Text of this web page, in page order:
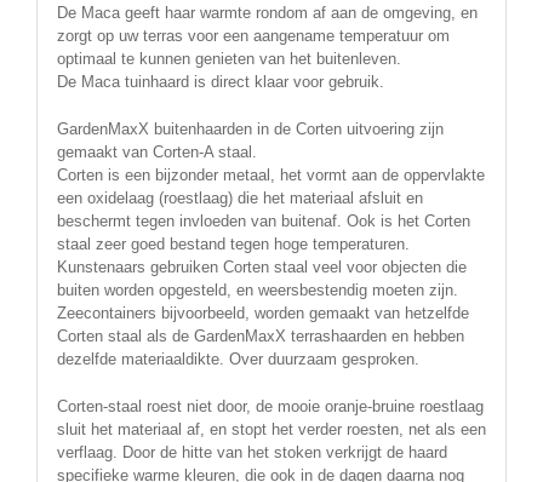
De Maca geeft haar warmte rondom af aan de omgeving, en
zorgt op uw terras voor een aangename temperatuur om
optimaal te kunnen genieten van het buitenleven.
De Maca tuinhaard is direct klaar voor gebruik.
GardenMaxX buitenhaarden in de Corten uitvoering zijn
gemaakt van Corten-A staal.
Corten is een bijzonder metaal, het vormt aan de oppervlakte
een oxidelaag (roestlaag) die het materiaal afsluit en
beschermt tegen invloeden van buitenaf. Ook is het Corten
staal zeer goed bestand tegen hoge temperaturen.
Kunstenaars gebruiken Corten staal veel voor objecten die
buiten worden opgesteld, en weersbestendig moeten zijn.
Zeecontainers bijvoorbeeld, worden gemaakt van hetzelfde
Corten staal als de GardenMaxX terrashaarden en hebben
dezelfde materiaaldikte. Over duurzaam gesproken.
Corten-staal roest niet door, de mooie oranje-bruine roestlaag
sluit het materiaal af, en stopt het verder roesten, net als een
verflaag. Door de hitte van het stoken verkrijgt de haard
specifieke warme kleuren, die ook in de dagen daarna nog